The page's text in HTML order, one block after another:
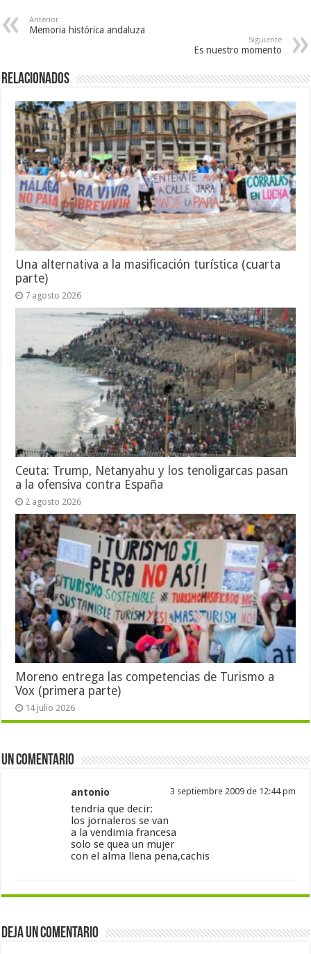
Anterior
Memoria histórica andaluza
Siguiente
Es nuestro momento
Relacionados
Una alternativa a la masificación turística (cuarta
parte)
7 agosto 2026
Ceuta: Trump, Netanyahu y los tenoligarcas pasan
a la ofensiva contra España
2 agosto 2026
Moreno entrega las competencias de Turismo a
Vox (primera parte)
14 julio 2026
Un comentario
antonio 3 septiembre 2009 de 12:44 pm
tendria que decir:
los jornaleros se van
a la vendimia francesa
solo se quea un mujer
con el alma llena pena,cachis
Deja un comentario